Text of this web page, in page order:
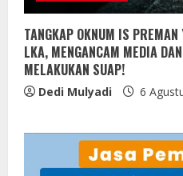
TANGKAP OKNUM IS
LKA, MENGANCAM MEDIA
MELAKUKAN SUAP!
Dedi Mulyadi 6